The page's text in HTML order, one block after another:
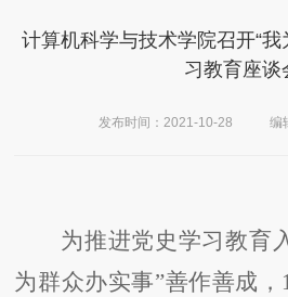
计算机科学与技术学院召开“我
习教育座谈
发布时间：2021-10-28 编
为推进党史学习教育
为群众办实事”善作善成